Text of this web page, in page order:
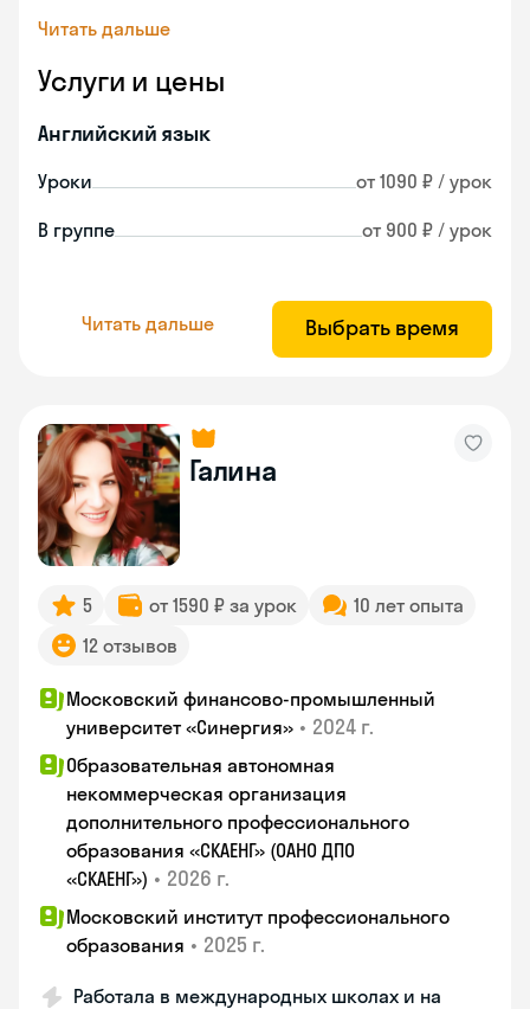
Читать дальше
Услуги и цены
Английский язык
Уроки от 1090 ₽ / урок
В группе от 900 ₽ / урок
Читать дальше Выбрать время
Галина
5 от 1590 ₽ за урок
10 лет опыта
12 отзывов
Московский финансово-промышленный
университет «Синергия» • 2024 г.
Образовательная автономная
некоммерческая организация
дополнительного профессионального
образования «СКАЕНГ» (ОАНО ДПО
«СКАЕНГ») • 2026 г.
Московский институт профессионального
образования • 2025 г.
Работала в международных школах и на